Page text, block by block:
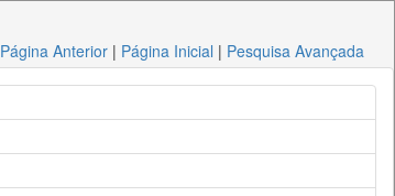
Página Anterior | Página Inicial | Pesquisa Avançada